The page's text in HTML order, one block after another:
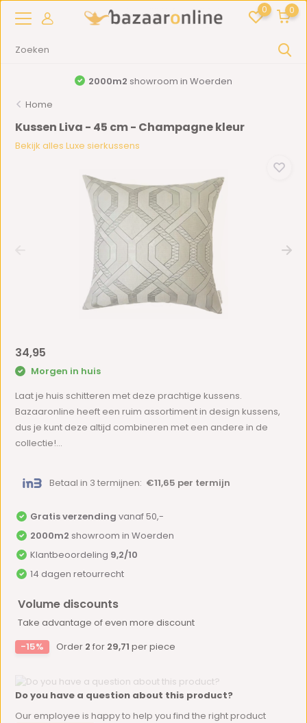
0 0
showroom in Woerden
Home
Kussen Liva - 45 cm - Champagne kleur
Bekijk alles Luxe sierkussens
34,95
Morgen in huis
Laat je huis schitteren met deze prachtige kussens.
Bazaaronline heeft een ruim assortiment in design kussens,
dus je kunt deze altijd combineren met een andere in de
collectie!...
Betaal in 3 termijnen: €11,65 per termijn
Gratis verzending vanaf 50,-
2000m2 showroom in Woerden
Klantbeoordeling 9,2/10
14 dagen retourrecht
Volume discounts
Take advantage of even more discount
-15%
Order 2 for 29,71 per piece
Do you have a question about this product?
Our employee is happy to help you find the right product